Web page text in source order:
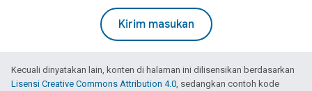
Kirim masukan
Kecuali dinyatakan lain, konten di halaman ini dilisensikan berdasarkan
Lisensi Creative Commons Attribution 4.0, sedangkan contoh kode